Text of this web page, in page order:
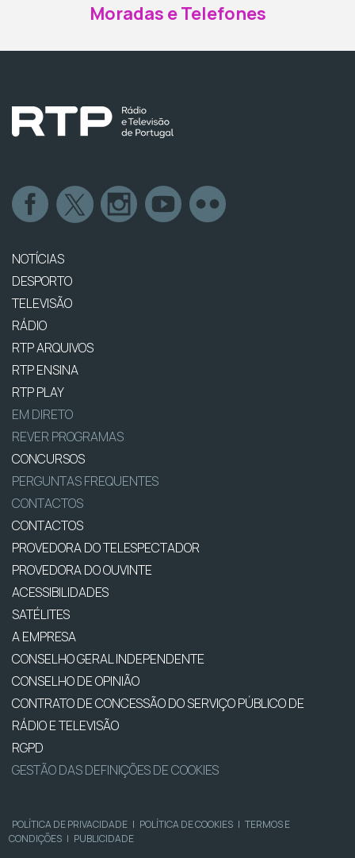
Moradas e Telefones
NOTÍCIAS
DESPORTO
TELEVISÃO
RÁDIO
RTP ARQUIVOS
RTP ENSINA
RTP PLAY
EM DIRETO
REVER PROGRAMAS
CONCURSOS
PERGUNTAS FREQUENTES
CONTACTOS
CONTACTOS
PROVEDORA DO TELESPECTADOR
PROVEDORA DO OUVINTE
ACESSIBILIDADES
SATÉLITES
A EMPRESA
CONSELHO GERAL INDEPENDENTE
CONSELHO DE OPINIÃO
CONTRATO DE CONCESSÃO DO SERVIÇO PÚBLICO DE
RÁDIO E TELEVISÃO
RGPD
GESTÃO DAS DEFINIÇÕES DE COOKIES
POLÍTICA DE PRIVACIDADE | POLÍTICA DE COOKIES | TERMOS E
CONDIÇÕES | PUBLICIDADE